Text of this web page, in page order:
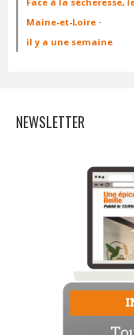
Maine-et-Loire ·
il y a une semaine
NEWSLETTER